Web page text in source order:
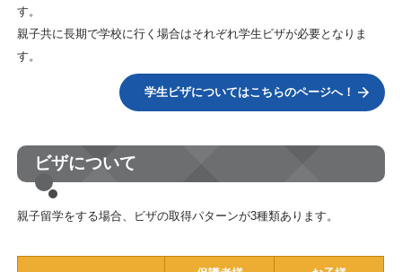
す。
親子共に長期で学校に行く場合はそれぞれ学生ビザが必要となりま
す。
学生ビザについてはこちらのページへ！
ビザについて
親子留学をする場合、ビザの取得パターンが3種類あります。